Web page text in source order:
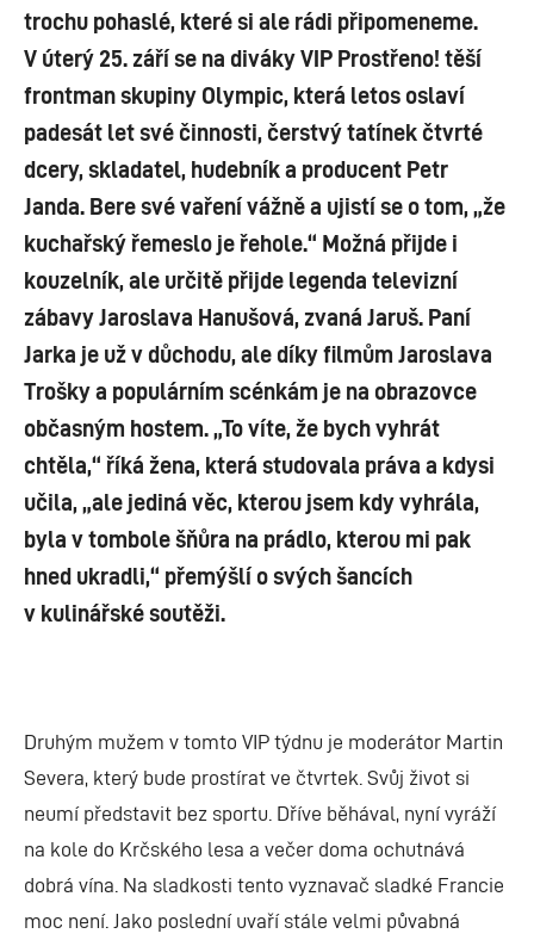
trochu pohaslé, které si ale rádi připomeneme.
V úterý 25. září se na diváky VIP Prostřeno! těší
frontman skupiny Olympic, která letos oslaví
padesát let své činnosti, čerstvý tatínek čtvrté
dcery, skladatel, hudebník a producent Petr
Janda. Bere své vaření vážně a ujistí se o tom, „že
kuchařský řemeslo je řehole.“ Možná přijde i
kouzelník, ale určitě přijde legenda televizní
zábavy Jaroslava Hanušová, zvaná Jaruš. Paní
Jarka je už v důchodu, ale díky filmům Jaroslava
Trošky a populárním scénkám je na obrazovce
občasným hostem. „To víte, že bych vyhrát
chtěla,“ říká žena, která studovala práva a kdysi
učila, „ale jediná věc, kterou jsem kdy vyhrála,
byla v tombole šňůra na prádlo, kterou mi pak
hned ukradli,“ přemýšlí o svých šancích
v kulinářské soutěži.
Druhým mužem v tomto VIP týdnu je moderátor Martin
Severa, který bude prostírat ve čtvrtek. Svůj život si
neumí představit bez sportu. Dříve běhával, nyní vyráží
na kole do Krčského lesa a večer doma ochutnává
dobrá vína. Na sladkosti tento vyznavač sladké Francie
moc není. Jako poslední uvaří stále velmi půvabná